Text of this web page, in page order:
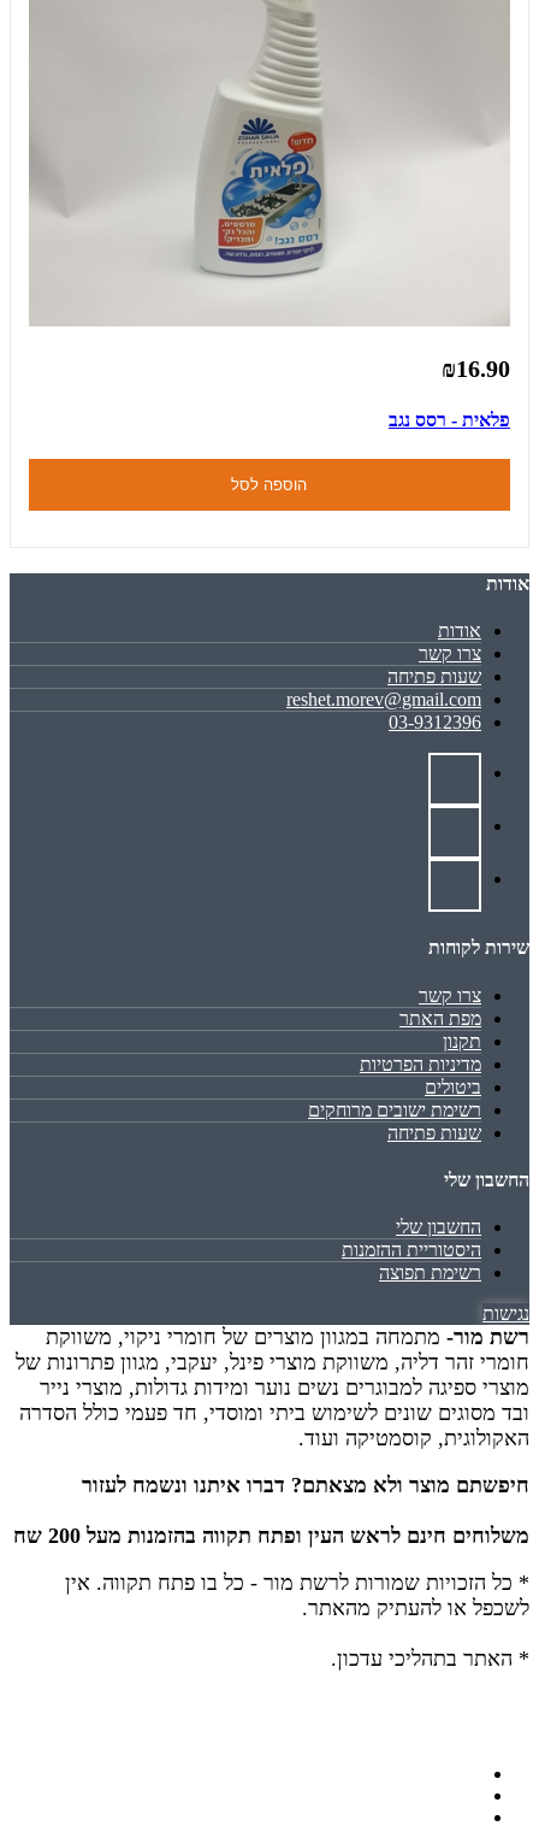
₪16.90
פלאית - רסס נגב
הוספה לסל
אודות
אודות
צרו קשר
שעות פתיחה
reshet.morev@gmail.com
03-9312396
שירות לקוחות
צרו קשר
מפת האתר
תקנון
מדיניות הפרטיות
ביטולים
רשימת ישובים מרוחקים
שעות פתיחה
החשבון שלי
החשבון שלי
היסטוריית ההזמנות
רשימת תפוצה
נגישות
רשת מור- מתמחה במגוון מוצרים של חומרי ניקוי, משווקת
חומרי זהר דליה, משווקת מוצרי פינל, יעקבי, מגוון פתרונות של
מוצרי ספיגה למבוגרים נשים נוער ומידות גדולות, מוצרי נייר
ובד מסוגים שונים לשימוש ביתי ומוסדי, חד פעמי כולל הסדרה
האקולוגית, קוסמטיקה ועוד.
חיפשתם מוצר ולא מצאתם? דברו איתנו ונשמח לעזור
משלוחים חינם לראש העין ופתח תקווה בהזמנות מעל 200 שח
* כל הזכויות שמורות לרשת מור - כל בו פתח תקווה. אין
לשכפל או להעתיק מהאתר.
* האתר בתהליכי עדכון.